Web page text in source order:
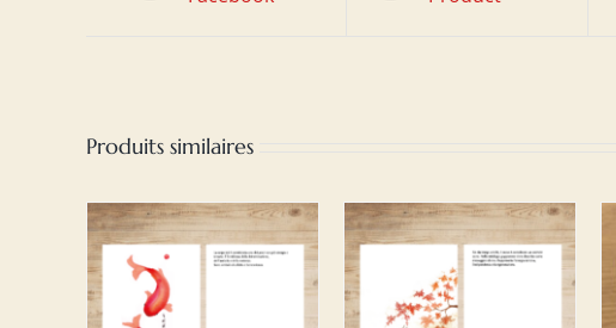
Produits similaires
AJOUTER AU PANIER
AJOUTER AU PANIER